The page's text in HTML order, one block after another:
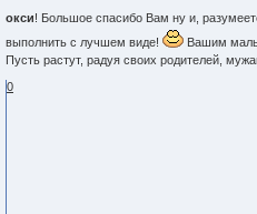
окси! Большое спасибо Вам ну и,
выполнить с лучшем виде!
Вашим
Пусть растут, радуя своих родителей,
0